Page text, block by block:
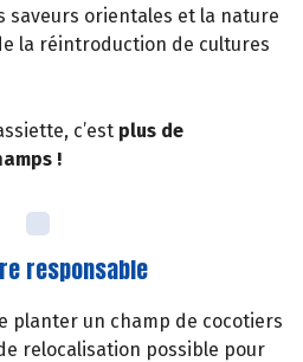
saveurs orientales et la nature
la réintroduction de cultures
c’est plus de
!
responsable
planter un champ de cocotiers
relocalisation possible pour